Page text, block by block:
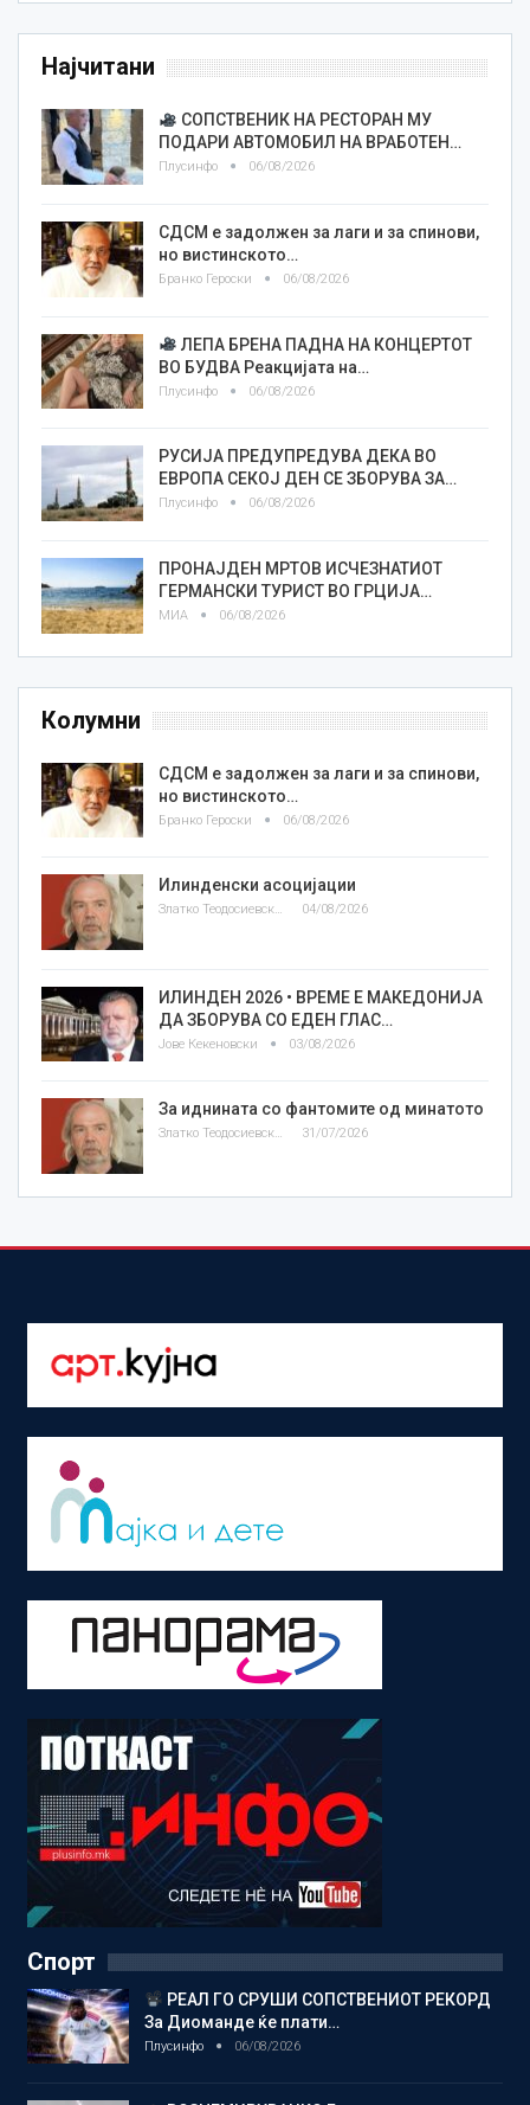
Најчитани
СОПСТВЕНИК НА РЕСТОРАН МУ
ПОДАРИ АВТОМОБИЛ НА ВРАБОТЕН…
Плусинфо 06/08/2026
СДСМ е задолжен за лаги и за спинови,
но вистинското…
Бранко Героски 06/08/2026
ЛЕПА БРЕНА ПАДНА НА КОНЦЕРТОТ
ВО БУДВА Реакцијата на…
Плусинфо 06/08/2026
РУСИЈА ПРЕДУПРЕДУВА ДЕКА ВО
ЕВРОПА СЕКОЈ ДЕН СЕ ЗБОРУВА ЗА…
Плусинфо 06/08/2026
ПРОНАЈДЕН МРТОВ ИСЧЕЗНАТИОТ
ГЕРМАНСКИ ТУРИСТ ВО ГРЦИЈА…
МИА 06/08/2026
Колумни
СДСМ е задолжен за лаги и за спинови,
но вистинското…
Бранко Героски 06/08/2026
Илинденски асоцијации
Златко Теодосиевски 04/08/2026
ИЛИНДЕН 2026 • ВРЕМЕ Е МАКЕДОНИЈА
ДА ЗБОРУВА СО ЕДЕН ГЛАС…
Јове Кекеновски 03/08/2026
За иднината со фантомите од минатото
Златко Теодосиевски 31/07/2026
Спорт
РЕАЛ ГО СРУШИ СОПСТВЕНИОТ РЕКОРД
За Диоманде ќе плати…
Плусинфо 06/08/2026